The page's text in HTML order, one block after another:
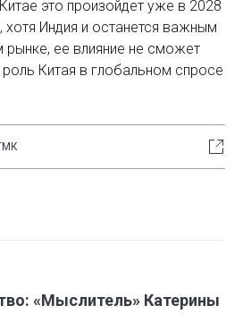
это произойдет уже в 2028
Индия и останется важным
рынке, ее влияние не сможет
Китая в глобальном спросе
«Мыслитель» Катерины